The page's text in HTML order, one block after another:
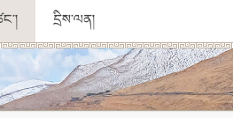
དྲིས་ལན།